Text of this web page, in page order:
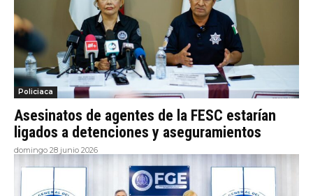
Policiaca
Asesinatos de agentes de la FESC estarían
ligados a detenciones y aseguramientos
domingo 28 junio 2026